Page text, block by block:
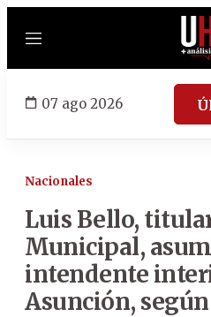
Menú
07 ago 2026
Nacionales
Luis Bello,
Municipal,
intendente
Asunción,